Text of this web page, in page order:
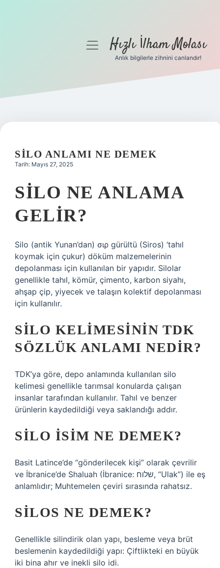
Gizlilik Politikası
Yasal Uyarı
menüyüHızlı İlham Molası
Anlık bilgilerle zihnini canlandır!
SILO ANLAMI NE DEMEK
Tarih: Mayıs 27, 2025
SILO NE ANLAMA
GELIR?
Silo (antik Yunan’dan) σιρ gürültü (Siros) ‘tahıl
koymak için çukur) döküm malzemelerinin
depolanması için kullanılan bir yapıdır. Silolar
genellikle tahıl, kömür, çimento, karbon siyahı,
ahşap çip, yiyecek ve talaşın kolektif depolanması
için kullanılır.
SILO KELIMESININ TDK
SÖZLÜK ANLAMI NEDIR?
TDK’ya göre, depo anlamında kullanılan silo
kelimesi genellikle tarımsal konularda çalışan
insanlar tarafından kullanılır. Tahıl ve benzer
ürünlerin kaydedildiği veya saklandığı addır.
SILO ISIM NE DEMEK?
Basit Latince’de “gönderilecek kişi” olarak çevrilir
ve İbranice’de Shaluah (İbranice: שלוח, “Ulak”) ile eş
anlamlıdır; Muhtemelen çeviri sırasında rahatsız.
SILOS NE DEMEK?
Genellikle silindirik olan yapı, besleme veya brüt
beslemenin kaydedildiği yapı: Çiftlikteki en büyük
iki bina ahır ve inekli silo idi.